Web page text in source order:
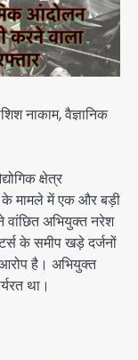
नाकाम, वैज्ञानिक
क्षेत्र
मामले में एक और बड़ी
वांछित अभियुक्त नरेश
के समीप खड़े दर्जनों
आरोप है। अभियुक्त
था।